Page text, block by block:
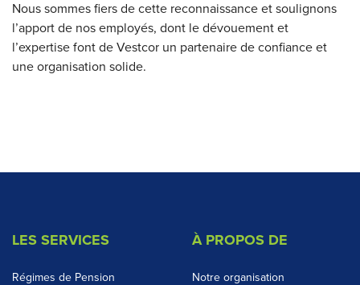
Nous sommes fiers de cette reconnaissance et soulignons
l’apport de nos employés, dont le dévouement et
l’expertise font de Vestcor un partenaire de confiance et
une organisation solide.
LES SERVICES
Régimes de Pension
À PROPOS DE
Notre organisation